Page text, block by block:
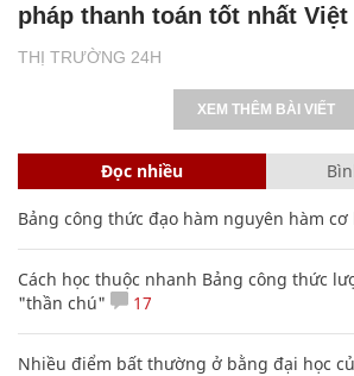
THỊ TRƯỜNG 24H
pháp thanh toán tốt nhất Việt
XEM THÊM BÀI VIẾT
Đọc nhiều
Bảng công thức đạo hàm nguyên hàm
Cách học thuộc nhanh Bảng công thức
"thần chú"
17
Nhiều điểm bất thường ở bằng đại học